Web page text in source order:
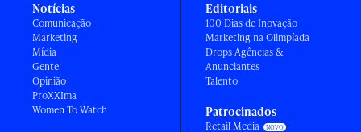
Notícias
Comunicação
Marketing
Mídia
Gente
Opinião
ProXXIma
Women To Watch
Editoriais
100 Dias de Inovação
Marketing na Olimpíada
Drops Agências &
Anunciantes
Talento
Patrocinados
Retail Media